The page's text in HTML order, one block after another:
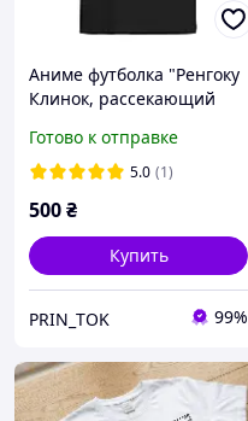
Аниме футболка "Ренгоку
Клинок, рассекающий
Готово к отправке
5.0 (1)
500₴
Купить
PRIN_TOK 99%